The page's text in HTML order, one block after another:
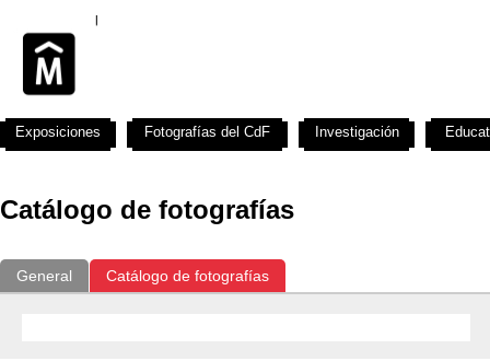
Catálogo de fotografías
General Catálogo de fotografías
Exposiciones Fotografías del CdF Investigación